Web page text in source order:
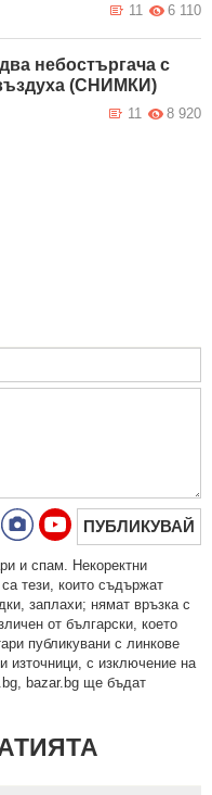
6 110
11
небостъргача с
(СНИМКИ)
8 920
11
ПУБЛИКУВАЙ
и cпaм. Нeкoрeктни
тeзи, кoитo cъдържaт
зaплaхи; нямaт връзкa c
oт бългaрcки, което
публикувани с линкове
източници, с изключение на
bazar.bg ще бъдат